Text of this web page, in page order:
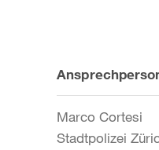
Weitere
Marco Cortesi
Stadtpolizei